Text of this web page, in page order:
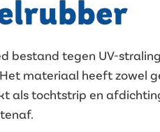
bestand tegen UV-
materiaal heeft zowel
als tochtstrip en